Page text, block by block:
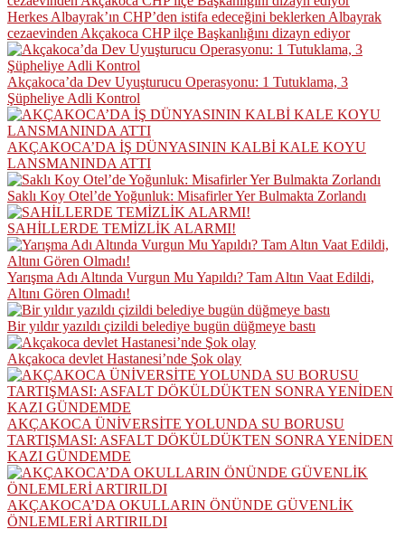
Herkes Albayrak’ın CHP’den istifa edeceğini beklerken Albayrak
cezaevinden Akçakoca CHP ilçe Başkanlığını dizayn ediyor
Akçakoca’da Dev Uyuşturucu Operasyonu: 1 Tutuklama, 3
Şüpheliye Adli Kontrol
AKÇAKOCA’DA İŞ DÜNYASININ KALBİ KALE KOYU
LANSMANINDA ATTI
Saklı Koy Otel’de Yoğunluk: Misafirler Yer Bulmakta Zorlandı
SAHİLLERDE TEMİZLİK ALARMI!
Yarışma Adı Altında Vurgun Mu Yapıldı? Tam Altın Vaat Edildi,
Altını Gören Olmadı!
Bir yıldır yazıldı çizildi belediye bugün düğmeye bastı
Akçakoca devlet Hastanesi’nde Şok olay
AKÇAKOCA ÜNİVERSİTE YOLUNDA SU BORUSU
TARTIŞMASI: ASFALT DÖKÜLDÜKTEN SONRA YENİDEN
KAZI GÜNDEMDE
AKÇAKOCA’DA OKULLARIN ÖNÜNDE GÜVENLİK
ÖNLEMLERİ ARTIRILDI